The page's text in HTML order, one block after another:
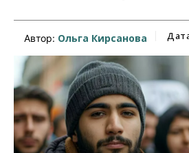
Автор: Ольга Кирсанова